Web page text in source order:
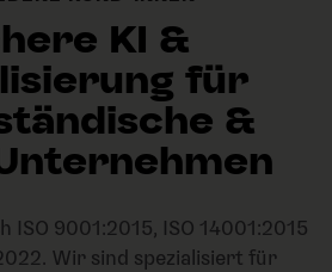
KI &
für
&
ISO 9001:2015, ISO 14001:2015
Wir sind spezialisiert für